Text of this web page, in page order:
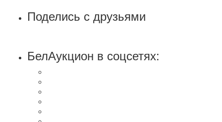
Поделись с друзьями
БелАукцион в соцсетях: